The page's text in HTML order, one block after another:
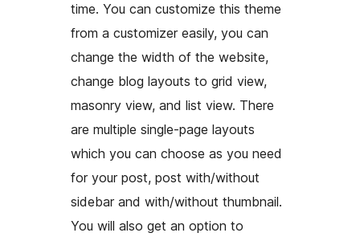
time. You can customize this theme
from a customizer easily, you can
change the width of the website,
change blog layouts to grid view,
masonry view, and list view. There
are multiple single-page layouts
which you can choose as you need
for your post, post with/without
sidebar and with/without thumbnail.
You will also get an option to